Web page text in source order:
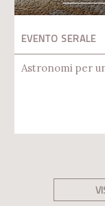
EVENTO SERALE
Astronomi per